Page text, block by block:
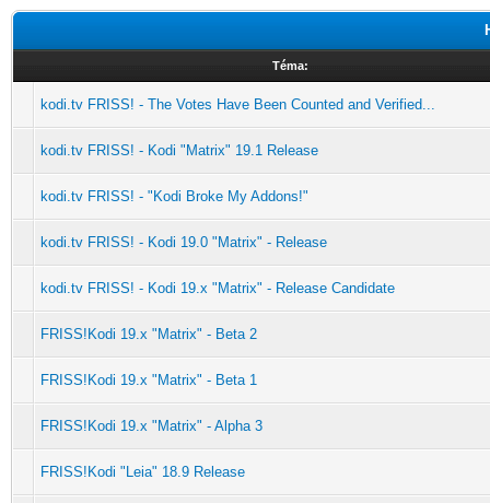
Téma:
kodi.tv FRISS! - The Votes Have Been Counted and Verified...
kodi.tv FRISS! - Kodi "Matrix" 19.1 Release
kodi.tv FRISS! - "Kodi Broke My Addons!"
kodi.tv FRISS! - Kodi 19.0 "Matrix" - Release
kodi.tv FRISS! - Kodi 19.x "Matrix" - Release Candidate
FRISS!Kodi 19.x "Matrix" - Beta 2
FRISS!Kodi 19.x "Matrix" - Beta 1
FRISS!Kodi 19.x "Matrix" - Alpha 3
FRISS!Kodi "Leia" 18.9 Release